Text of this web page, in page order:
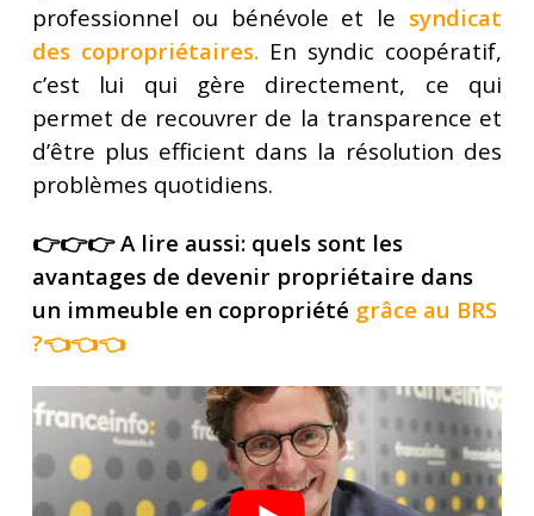
professionnel ou bénévole et le syndicat
des copropriétaires.En syndic coopératif,
c’est lui qui gère directement, ce qui
permet de recouvrer de la transparence et
d’être plus efficient dans la résolution des
problèmes quotidiens.
👉👉👉 A lire aussi: quels sont les
avantages de devenir propriétaire dans
un immeuble en copropriété grâce au BRS
?👈👈👈